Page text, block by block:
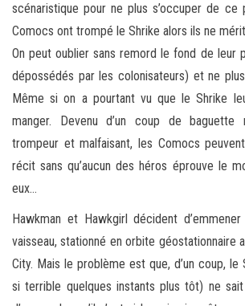
scénaristique pour ne plus s’occuper de ce
Comocs ont trompé le Shrike alors ils ne
On peut oublier sans remord le fond de leur
dépossédés par les colonisateurs) et ne
Même si on a pourtant vu que le Shrike
manger. Devenu d’un coup de baguette
trompeur et malfaisant, les Comocs
récit sans qu’aucun des héros éprouve le
eux…
Hawkman et Hawkgirl décident
vaisseau, stationné en orbite géostationnaire
City. Mais le problème est que, d’un coup, le
si terrible quelques instants plus tôt) ne